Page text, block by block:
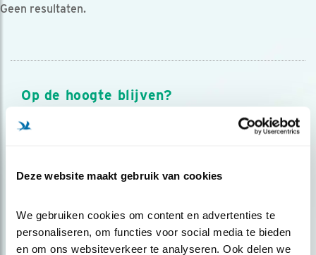
Deze website maakt gebruik van cookies
We gebruiken cookies om content en advertenties te
personaliseren, om functies voor social media te bieden
en om ons websiteverkeer te analyseren. Ook delen we
Geen resultaten.
Op de hoogte blijven?
Meld je aan en ontvang nieuws, inspiratie, acties en tips
over vogels en activiteiten van Vogelbescherming.